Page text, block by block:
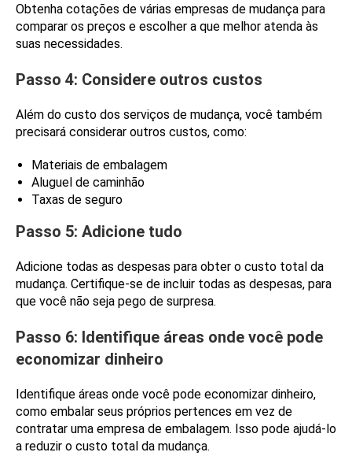
Obtenha cotações de várias empresas de mudança para
comparar os preços e escolher a que melhor atenda às
suas necessidades.
Passo 4: Considere outros custos
Além do custo dos serviços de mudança, você também
precisará considerar outros custos, como:
Materiais de embalagem
Aluguel de caminhão
Taxas de seguro
Passo 5: Adicione tudo
Adicione todas as despesas para obter o custo total da
mudança. Certifique-se de incluir todas as despesas, para
que você não seja pego de surpresa.
Passo 6: Identifique áreas onde você pode
economizar dinheiro
Identifique áreas onde você pode economizar dinheiro,
como embalar seus próprios pertences em vez de
contratar uma empresa de embalagem. Isso pode ajudá-lo
a reduzir o custo total da mudança.